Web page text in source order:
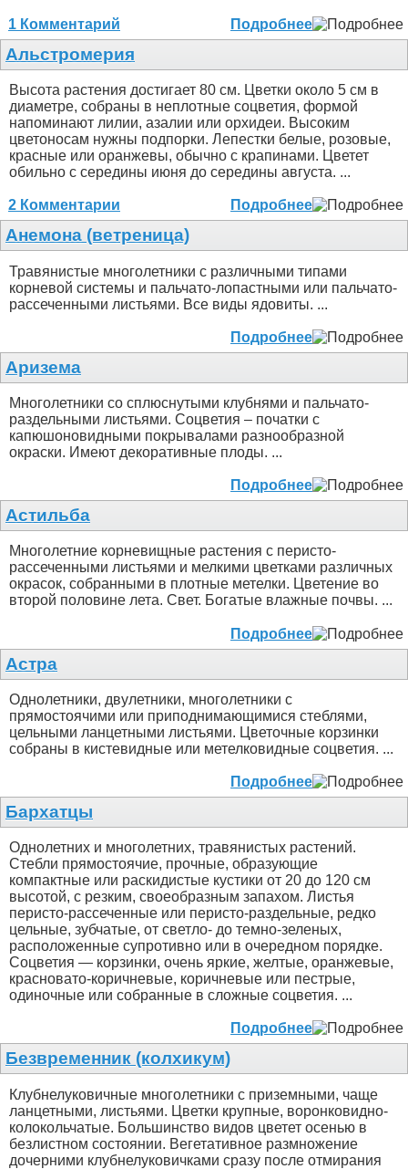
1 Комментарий Подробнее
Альстромерия
Высота растения достигает 80 см. Цветки около 5 см в
диаметре, собраны в неплотные соцветия, формой
напоминают лилии, азалии или орхидеи. Высоким
цветоносам нужны подпорки. Лепестки белые, розовые,
красные или оранжевы, обычно с крапинами. Цветет
обильно с середины июня до середины августа. ...
2 Комментарии Подробнее
Анемона (ветреница)
Травянистые многолетники с различными типами
корневой системы и пальчато-лопастными или пальчато-
рассеченными листьями. Все виды ядовиты. ...
Подробнее
Аризема
Многолетники со сплюснутыми клубнями и пальчато-
раздельными листьями. Соцветия – початки с
капюшоновидными покрывалами разнообразной
окраски. Имеют декоративные плоды. ...
Подробнее
Астильба
Многолетние корневищные растения с перисто-
рассеченными листьями и мелкими цветками различных
окрасок, собранными в плотные метелки. Цветение во
второй половине лета. Свет. Богатые влажные почвы. ...
Подробнее
Астра
Однолетники, двулетники, многолетники с
прямостоячими или приподнимающимися стеблями,
цельными ланцетными листьями. Цветочные корзинки
собраны в кистевидные или метелковидные соцветия. ...
Подробнее
Бархатцы
Однолетних и многолетних, травянистых растений.
Стебли прямостоячие, прочные, образующие
компактные или раскидистые кустики от 20 до 120 см
высотой, с резким, своеобразным запахом. Листья
перисто-рассеченные или перисто-раздельные, редко
цельные, зубчатые, от светло- до темно-зеленых,
расположенные супротивно или в очередном порядке.
Соцветия — корзинки, очень яркие, желтые, оранжевые,
красновато-коричневые, коричневые или пестрые,
одиночные или собранные в сложные соцветия. ...
Подробнее
Безвременник (колхикум)
Клубнелуковичные многолетники с приземными, чаще
ланцетными, листьями. Цветки крупные, воронковидно-
колокольчатые. Большинство видов цветет осенью в
безлистном состоянии. Вегетативное размножение
дочерними клубнелуковичками сразу после отмирания